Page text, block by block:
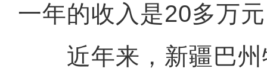
一年的收入是20多万元
近年来，新疆巴州